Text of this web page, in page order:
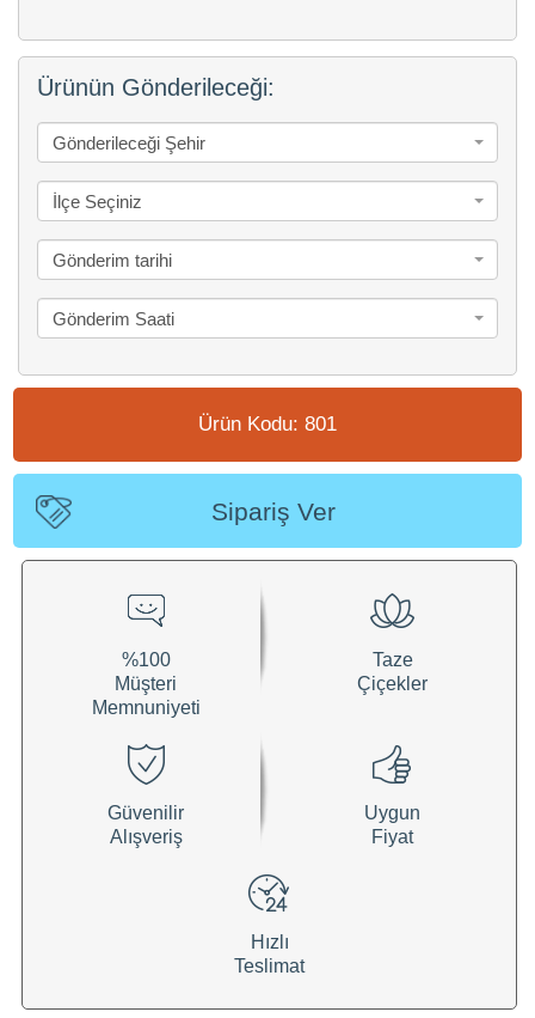
Ürünün Gönderileceği:
Gönderileceği Şehir
İlçe Seçiniz
Gönderim tarihi
Gönderim Saati
Ürün Kodu: 801
Sipariş Ver
%100
Müşteri
Memnuniyeti
Taze
Çiçekler
Güvenilir
Alışveriş
Uygun
Fiyat
Hızlı
Teslimat